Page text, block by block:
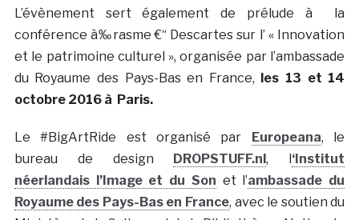
L’évènement sert également de prélude à la
conférence à‰rasme €“ Descartes sur l’ « Innovation
et le patrimoine culturel », organisée par l’ambassade
du Royaume des Pays-Bas en France, les 13 et 14
octobre 2016 à Paris.
Le #BigArtRide est organisé par Europeana, le
bureau de design DROPSTUFF.nl, l‘Institut
néerlandais l’Image et du Son et l’ambassade du
Royaume des Pays-Bas en France, avec le soutien du